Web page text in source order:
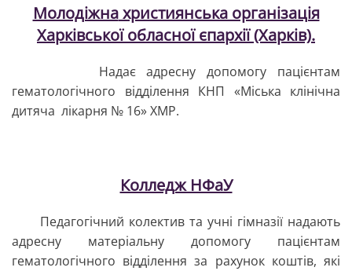
Молодіжнахристиянська організація
Харківської обласної єпархії(Харків).
Надає адресну допомогу пацієнтам
гематологічного відділення КНП «Міська клінічна
дитяча лікарня № 16» ХМР.
Колледж НФаУ
Педагогічний колектив та учні гімназії надають
адресну матеріальну допомогу пацієнтам
гематологічного відділення за рахунок коштів, які